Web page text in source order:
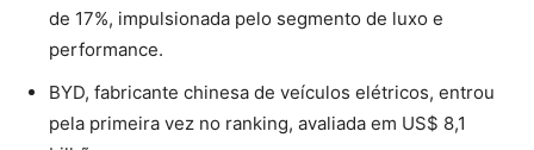
de 17%, impulsionada pelo segmento de luxo e
performance.
BYD, fabricante chinesa de veículos elétricos, entrou
pela primeira vez no ranking, avaliada em US$ 8,1